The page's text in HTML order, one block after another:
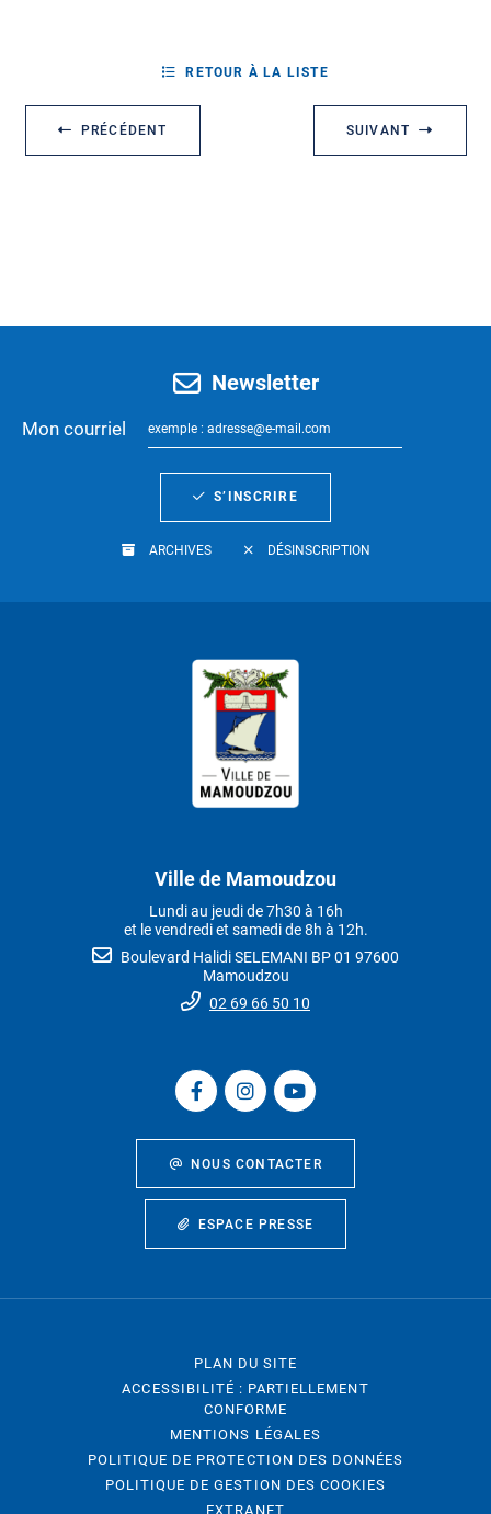
PRÉCÉDENT
RETOUR À LA LISTE
SUIVANT
Newsletter
Mon courriel
S’INSCRIRE
ARCHIVES DÉSINSCRIPTION
Ville de Mamoudzou
Lundi au jeudi de 7h30 à 16h
et le vendredi et samedi de 8h à 12h.
Boulevard Halidi SELEMANI BP 01 97600
Mamoudzou
02 69 66 50 10
NOUS CONTACTER
ESPACE PRESSE
PLAN DU SITE
ACCESSIBILITÉ : PARTIELLEMENT
CONFORME
MENTIONS LÉGALES
POLITIQUE DE PROTECTION DES DONNÉES
POLITIQUE DE GESTION DES COOKIES
EXTRANET